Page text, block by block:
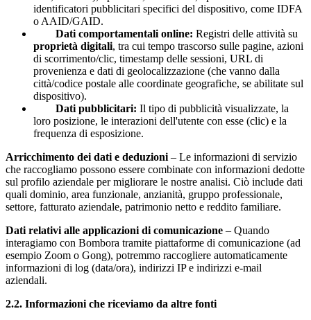
identificatori pubblicitari specifici del dispositivo, come IDFA
o AAID/GAID.
Dati comportamentali online: Registri delle attività su
proprietà digitali, tra cui tempo trascorso sulle pagine, azioni
di scorrimento/clic, timestamp delle sessioni, URL di
provenienza e dati di geolocalizzazione (che vanno dalla
città/codice postale alle coordinate geografiche, se abilitate sul
dispositivo).
Dati pubblicitari: Il tipo di pubblicità visualizzate, la
loro posizione, le interazioni dell'utente con esse (clic) e la
frequenza di esposizione.
Arricchimento dei dati e deduzioni – Le informazioni di servizio
che raccogliamo possono essere combinate con informazioni dedotte
sul profilo aziendale per migliorare le nostre analisi. Ciò include dati
quali dominio, area funzionale, anzianità, gruppo professionale,
settore, fatturato aziendale, patrimonio netto e reddito familiare.
Dati relativi alle applicazioni di comunicazione – Quando
interagiamo con Bombora tramite piattaforme di comunicazione (ad
esempio Zoom o Gong), potremmo raccogliere automaticamente
informazioni di log (data/ora), indirizzi IP e indirizzi e-mail
aziendali.
2.2. Informazioni che riceviamo da altre fonti